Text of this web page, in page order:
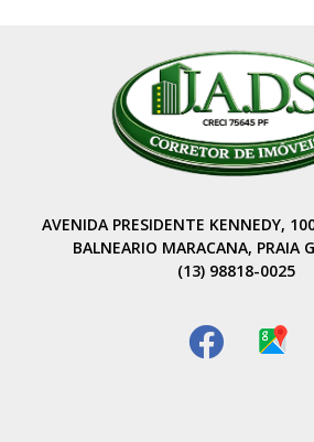
AVENIDA PRESIDENTE KENNEDY,
BALNEARIO MARACANA, PRAIA
(13) 98818-0025